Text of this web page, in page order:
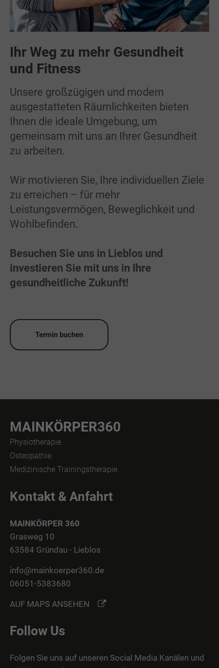
Ihr Weg zu mehr Gesundheit
und Fitness
Unsere großzügigen und modern
ausgestatteten Räumlichkeiten bieten
Ihnen die ideale Umgebung, um
gemeinsam mit uns an Ihrer Gesundheit
zu arbeiten.
Wir motivieren Sie, Ihre individuellen Ziele
zu erreichen – für mehr
Leistungsvermögen, Beweglichkeit und
Wohlbefinden.
Besuchen Sie uns in Lieblos und
investieren Sie mit uns in Ihre
gesundheitliche Zukunft!
Termin buchen
MAINKÖRPER360
Physiotherapie.
Osteopathie.
Medizinische Trainingstherapie.
Kontakt & Anfahrt
MAINKÖRPER 360
Grasweg 10
63584 Gründau - Lieblos
info@mainkoerper360.de
06051-5383680
AUF MAPS ANSEHEN
Follow Us
Folgen Sie uns auf unseren Social Media Kanälen und